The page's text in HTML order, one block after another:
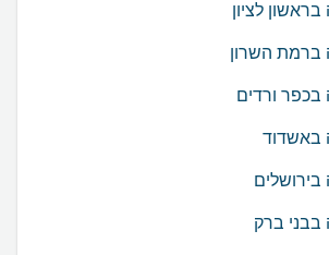
לציון
ברמת השרון
בכפר ורדים
באשדוד
בירושלים
בבני ברק